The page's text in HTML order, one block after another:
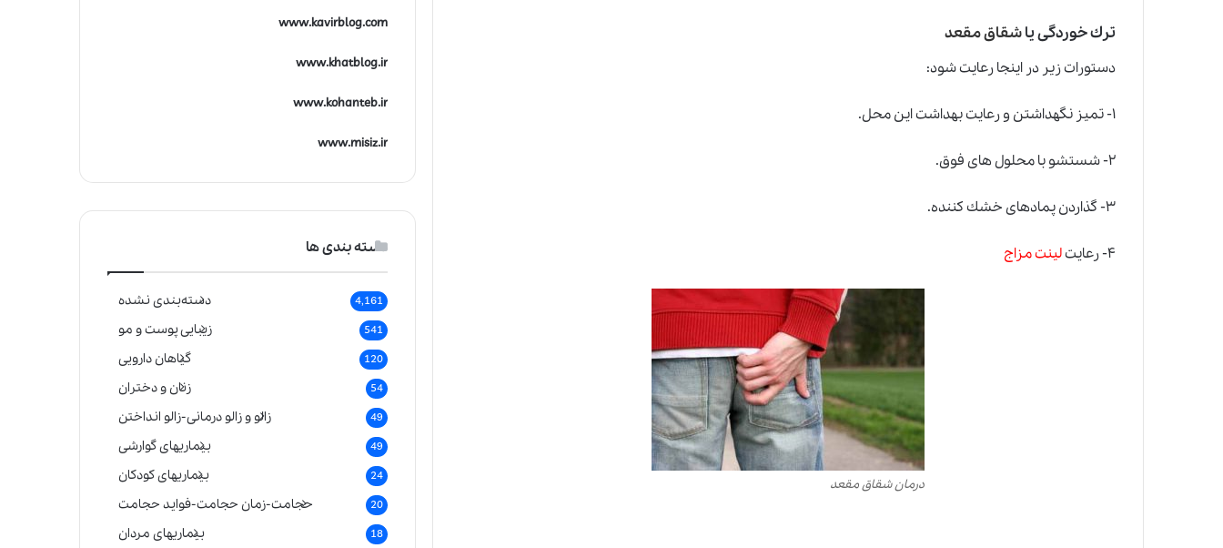
ترك خوردگى ياشقاق مقعد
دستورات زير در اينجا رعايت شود:
۱- تميز نگهداشتن و رعايت بهداشت اين محل.
۲- شستشو با محلول هاى فوق.
۳- گذاردن پمادهاى خشك كننده.
۴- رعايت لينت مزاج
درمان شقاق مقعد
www.kavirblog.com
www.khatblog.ir
www.kohanteb.ir
www.misiz.ir
دسته بندی ها
دسته‌بندی نشده 4,161
زیبایی پوست و مو 541
گیاهان دارویی 120
زنان و دختران 54
زالو و زالو درمانی-زالو انداختن 49
بیماریهای گوارشی 49
بیماریهای کودکان 24
حجامت-زمان حجامت-فواید حجامت 20
بیماریهای مردان 18